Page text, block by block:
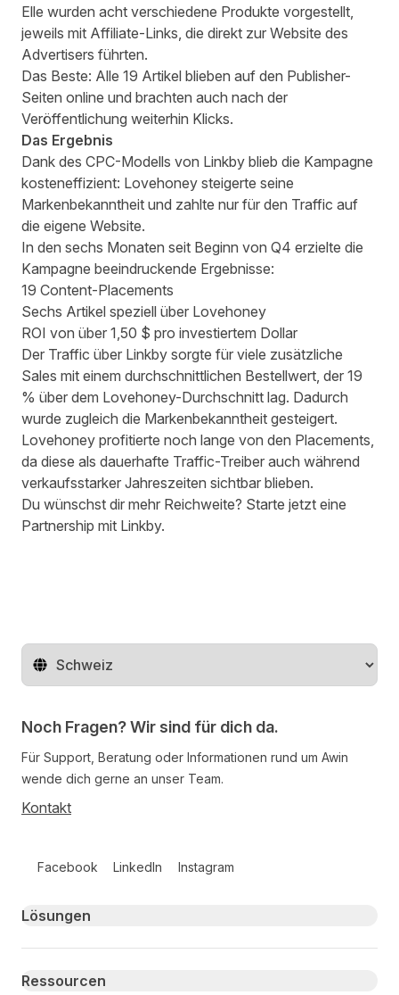
Elle wurden acht verschiedene Produkte vorgestellt,
jeweils mit Affiliate-Links, die direkt zur Website des
Advertisers führten.
Das Beste: Alle 19 Artikel blieben auf den Publisher-
Seiten online und brachten auch nach der
Veröffentlichung weiterhin Klicks.
Das Ergebnis
Dank des CPC-Modells von Linkby blieb die Kampagne
kosteneffizient: Lovehoney steigerte seine
Markenbekanntheit und zahlte nur für den Traffic auf
die eigene Website.
In den sechs Monaten seit Beginn von Q4 erzielte die
Kampagne beeindruckende Ergebnisse:
19 Content-Placements
Sechs Artikel speziell über Lovehoney
ROI von über 1,50 $ pro investiertem Dollar
Der Traffic über Linkby sorgte für viele zusätzliche
Sales mit einem durchschnittlichen Bestellwert, der 19
% über dem Lovehoney-Durchschnitt lag. Dadurch
wurde zugleich die Markenbekanntheit gesteigert.
Lovehoney profitierte noch lange von den Placements,
da diese als dauerhafte Traffic-Treiber auch während
verkaufsstarker Jahreszeiten sichtbar blieben.
Du wünschst dir mehr Reichweite? Starte jetzt eine
Partnership mit Linkby.
Region ändern
Noch Fragen? Wir sind für dich da.
Für Support, Beratung oder Informationen rund um Awin
wende dich gerne an unser Team.
Kontakt
Facebook LinkedIn Instagram
Primary footer navigation
Lösungen
Ressourcen